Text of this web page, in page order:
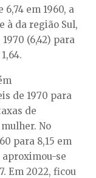
em 1960, a
à da região Sul,
(6,42) para
de 1970 para
de
No
para 8,15 em
aproximou-se
Em 2022, ficou